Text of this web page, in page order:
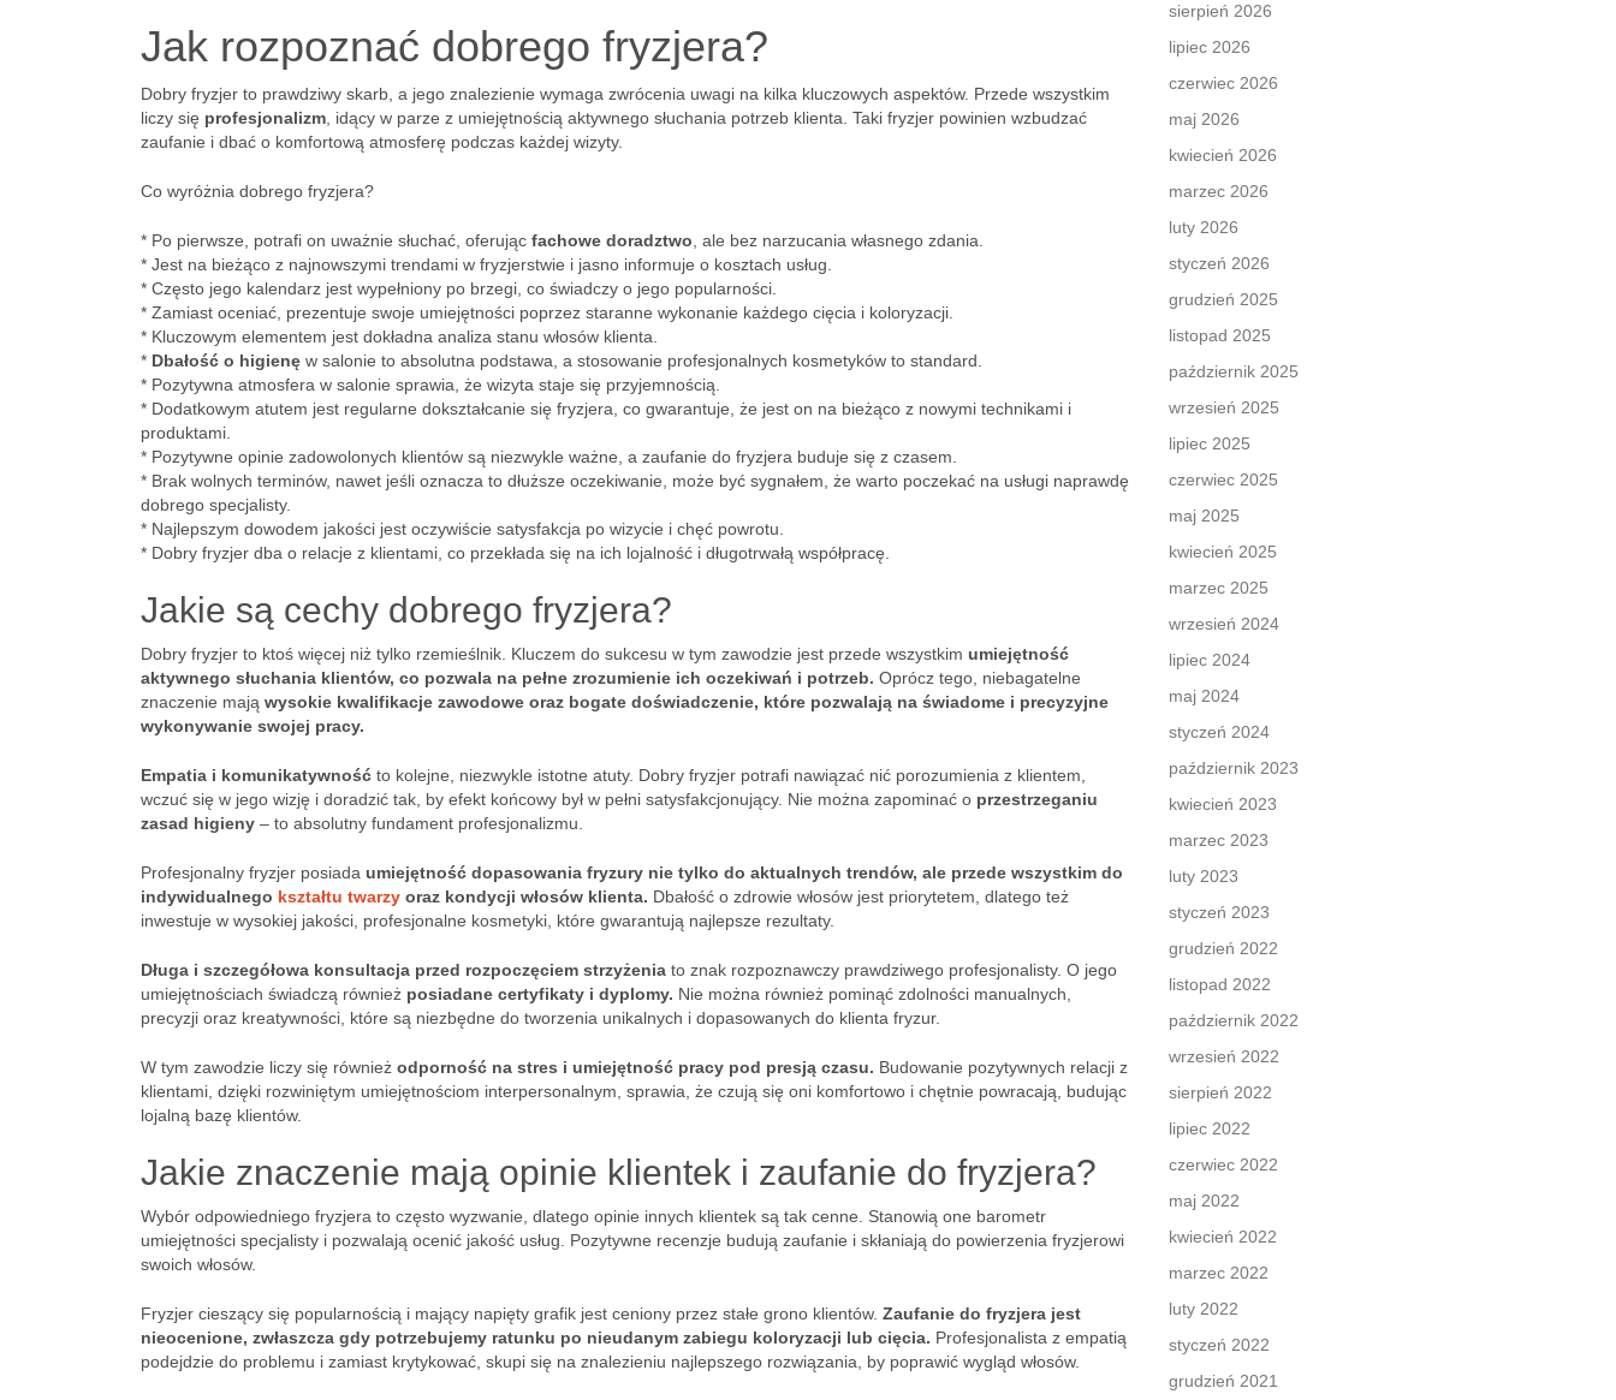
Jak rozpoznać dobrego fryzjera?
Dobry fryzjer to prawdziwy skarb, a jego znalezienie wymaga zwrócenia uwagi na kilka kluczowych aspektów. Przede wszystkim
liczy się profesjonalizm , idący w parze z umiejętnością aktywnego słuchania potrzeb klienta. Taki fryzjer powinien wzbudzać
zaufanie i dbać o komfortową atmosferę podczas każdej wizyty.
Co wyróżnia dobrego fryzjera?
* Po pierwsze, potrafi on uważnie słuchać, oferując fachowe doradztwo , ale bez narzucania własnego zdania.
* Jest na bieżąco z najnowszymi trendami w fryzjerstwie i jasno informuje o kosztach usług.
* Często jego kalendarz jest wypełniony po brzegi, co świadczy o jego popularności.
* Zamiast oceniać, prezentuje swoje umiejętności poprzez staranne wykonanie każdego cięcia i koloryzacji.
* Kluczowym elementem jest dokładna analiza stanu włosów klienta.
* Dbałość o higienę w salonie to absolutna podstawa, a stosowanie profesjonalnych kosmetyków to standard.
* Pozytywna atmosfera w salonie sprawia, że wizyta staje się przyjemnością.
* Dodatkowym atutem jest regularne dokształcanie się fryzjera, co gwarantuje, że jest on na bieżąco z nowymi technikami i
produktami.
* Pozytywne opinie zadowolonych klientów są niezwykle ważne, a zaufanie do fryzjera buduje się z czasem.
* Brak wolnych terminów, nawet jeśli oznacza to dłuższe oczekiwanie, może być sygnałem, że warto poczekać na usługi naprawdę
dobrego specjalisty.
* Najlepszym dowodem jakości jest oczywiście satysfakcja po wizycie i chęć powrotu.
* Dobry fryzjer dba o relacje z klientami, co przekłada się na ich lojalność i długotrwałą współpracę.
Jakie są cechy dobrego fryzjera?
Dobry fryzjer to ktoś więcej niż tylko rzemieślnik. Kluczem do sukcesu w tym zawodzie jest przede wszystkim umiejętność
aktywnego słuchania klientów, co pozwala na pełne zrozumienie ich oczekiwań i potrzeb. Oprócz tego, niebagatelne
znaczenie mają wysokie kwalifikacje zawodowe oraz bogate doświadczenie, które pozwalają na świadome i precyzyjne
wykonywanie swojej pracy.
Empatia i komunikatywność to kolejne, niezwykle istotne atuty. Dobry fryzjer potrafi nawiązać nić porozumienia z klientem,
wczuć się w jego wizję i doradzić tak, by efekt końcowy był w pełni satysfakcjonujący. Nie można zapominać o przestrzeganiu
zasad higieny – to absolutny fundament profesjonalizmu.
Profesjonalny fryzjer posiada umiejętność dopasowania fryzury nie tylko do aktualnych trendów, ale przede wszystkim do
indywidualnego kształtu twarzy oraz kondycji włosów klienta. Dbałość o zdrowie włosów jest priorytetem, dlatego też
inwestuje w wysokiej jakości, profesjonalne kosmetyki, które gwarantują najlepsze rezultaty.
Długa i szczegółowa konsultacja przed rozpoczęciem strzyżenia to znak rozpoznawczy prawdziwego profesjonalisty. O jego
umiejętnościach świadczą również posiadane certyfikaty i dyplomy. Nie można również pominąć zdolności manualnych,
precyzji oraz kreatywności, które są niezbędne do tworzenia unikalnych i dopasowanych do klienta fryzur.
W tym zawodzie liczy się również odporność na stres i umiejętność pracy pod presją czasu. Budowanie pozytywnych relacji z
klientami, dzięki rozwiniętym umiejętnościom interpersonalnym, sprawia, że czują się oni komfortowo i chętnie powracają, budując
lojalną bazę klientów.
Jakie znaczenie mają opinie klientek i zaufanie do fryzjera?
Wybór odpowiedniego fryzjera to często wyzwanie, dlatego opinie innych klientek są tak cenne. Stanowią one barometr
umiejętności specjalisty i pozwalają ocenić jakość usług. Pozytywne recenzje budują zaufanie i skłaniają do powierzenia fryzjerowi
swoich włosów.
Fryzjer cieszący się popularnością i mający napięty grafik jest ceniony przez stałe grono klientów. Zaufanie do fryzjera jest
nieocenione, zwłaszcza gdy potrzebujemy ratunku po nieudanym zabiegu koloryzacji lub cięcia. Profesjonalista z empatią
podejdzie do problemu i zamiast krytykować, skupi się na znalezieniu najlepszego rozwiązania, by poprawić wygląd włosów.
sierpień 2026
lipiec 2026
czerwiec 2026
maj 2026
kwiecień 2026
marzec 2026
luty 2026
styczeń 2026
grudzień 2025
listopad 2025
październik 2025
wrzesień 2025
lipiec 2025
czerwiec 2025
maj 2025
kwiecień 2025
marzec 2025
wrzesień 2024
lipiec 2024
maj 2024
styczeń 2024
październik 2023
kwiecień 2023
marzec 2023
luty 2023
styczeń 2023
grudzień 2022
listopad 2022
październik 2022
wrzesień 2022
sierpień 2022
lipiec 2022
czerwiec 2022
maj 2022
kwiecień 2022
marzec 2022
luty 2022
styczeń 2022
grudzień 2021